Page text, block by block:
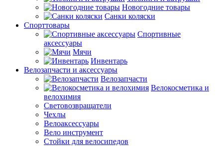
Новогодние товары
Санки коляски
Спорттовары
Спортивные
аксессуары
Мячи
Инвентарь
Велозапчасти и аксессуары
Велозапчасти
Велокосметика и
велохимия
Световозвращатели
Чехлы
Велоаксессуары
Вело инструмент
Стойки для велосипедов